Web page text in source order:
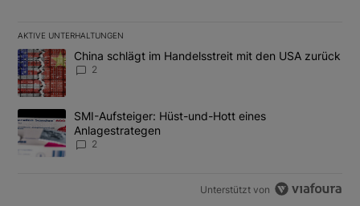
AKTIVE UNTERHALTUNGEN
Das Folgende ist eine Liste der am meisten kommentierten
Ein Trendartikel mit dem Titel "China schlägt im Handelsstreit
China schlägt im Handelsstreit mit den USA zurück
2
Ein Trendartikel mit dem Titel "SMI-Aufsteiger: Hüst-und-Hott
SMI-Aufsteiger: Hüst-und-Hott eines
Anlagestrategen
2
Unterstützt von